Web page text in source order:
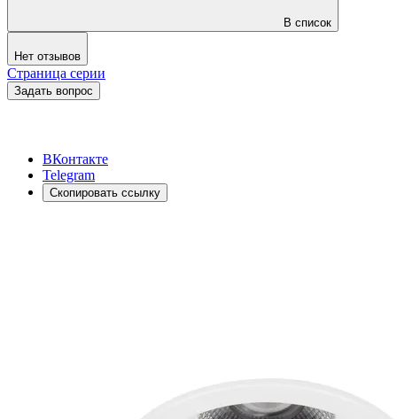
В список
Нет отзывов
Страница серии
Задать вопрос
ВКонтакте
Telegram
Скопировать ссылку